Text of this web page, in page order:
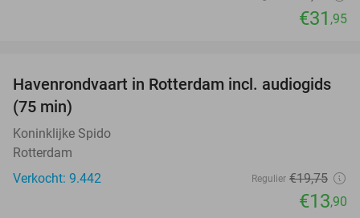
€31 ,95
30%
Havenrondvaart in Rotterdam incl. audiogids
(75 min)
Koninklijke Spido
Rotterdam
Verkocht: 9.442
Regulier €19,75
€13,90